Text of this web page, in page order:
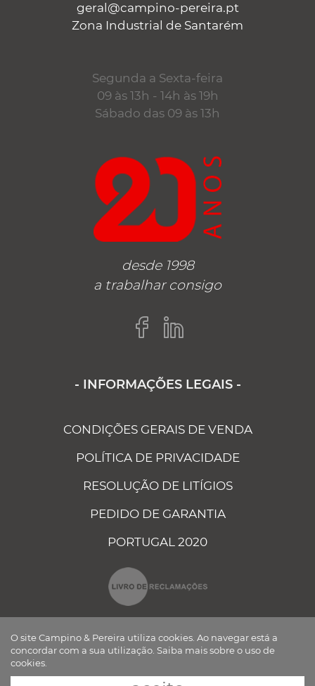
geral@campino-pereira.pt
Zona Industrial de Santarém
Segunda a Sexta-feira
09 às 13h - 14h às 19h
Sábado das 09 às 13h
desde 1998
a trabalhar consigo
- INFORMAÇÕES LEGAIS -
CONDIÇÕES GERAIS DE VENDA
POLÍTICA DE PRIVACIDADE
RESOLUÇÃO DE LITÍGIOS
PEDIDO DE GARANTIA
PORTUGAL 2020
CAMPINO E PEREIRA - COMPONENTES ELÉCTRICOS AUTO, LDA ©
TODOS OS DIREITOS RESERVADOS Desenvolvido porBOMSITE
O site Campino & Pereira utiliza cookies. Ao navegar está a
concordar com a sua utilização. Saiba mais sobre o uso de
cookies.